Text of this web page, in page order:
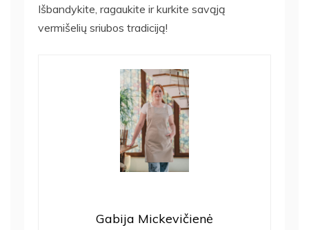
Išbandykite, ragaukite ir kurkite savąją
vermišelių sriubos tradiciją!
Gabija Mickevičienė